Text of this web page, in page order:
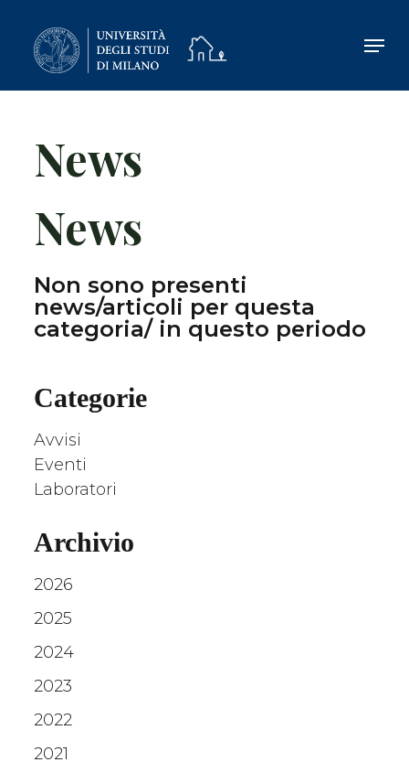
main
News
News
Non sono presenti
news/articoli per questa
categoria/ in questo periodo
Categorie
Avvisi
Eventi
Laboratori
Archivio
2026
2025
2024
2023
2022
2021